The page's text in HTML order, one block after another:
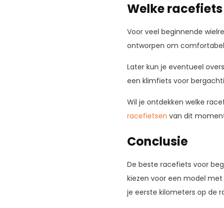
Welke
Voor veel beginnende
ontworpen om
Later kun je eventueel
een klimfiets voor
Wil je ontdekken welke
racefietsen van dit
Conclusie
De beste racefiets voor
kiezen voor een model
je eerste kilometers op de